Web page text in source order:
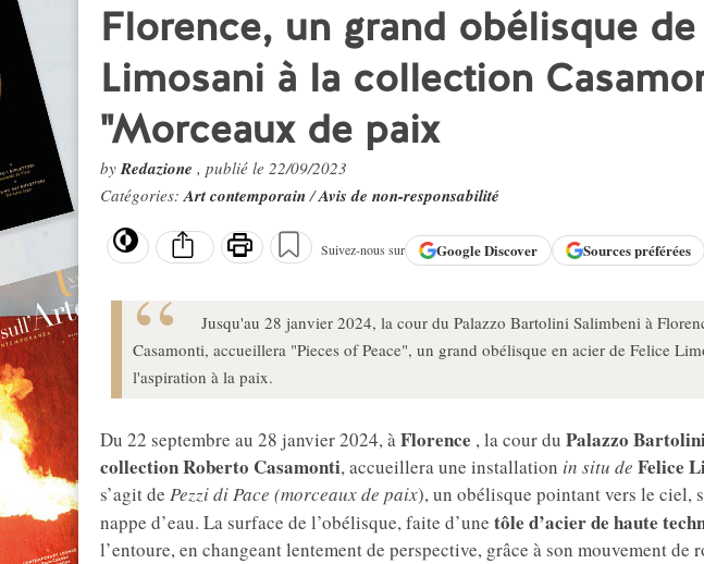
Florence, un grand obélisque
Limosani à la collection
"Morceaux de paix
byRedazione , publié le 22/09/2023
Catégories:Art contemporain/Avis de non-responsabilité
Suivez-nous sur GoogleDiscover Sources préférées
Jusqu'au 28 janvier 2024, la cour du Palazzo Bartolini Salimbeni à
Casamonti, accueillera "Pieces of Peace", un grand obélisque en acier de Felice
l'aspiration à la paix.
Du 22 septembre au 28 janvier 2024, àFlorence , la cour du Palazzo
collection Roberto Casamonti, accueillera une installation in situ de Felice
s’agit de Pezzi di Pace (morceaux de paix), un obélisque pointant vers le ciel,
nappe d’eau. La surface de l’obélisque, faite d’une tôle d’acier de haute
l’entoure, en changeant lentement de perspective, grâce à son mouvement de